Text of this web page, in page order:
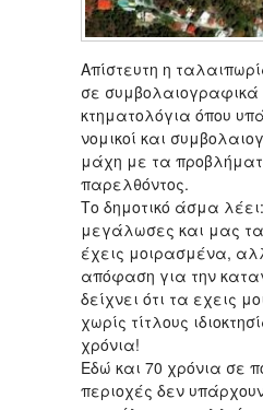
Απίστευτη η
σε
κτηματολόγια όπου
νομικοί και
μάχη με τα
παρελθόντος.
Το δημοτικό άσμα
μεγάλωσες και μας τα
έχεις μοιρασμένα,
απόφαση για την
δείχνει ότι τα εχεις
χωρίς τίτλους
χρόνια!
Εδώ και 70 χρόνια σε
περιοχές δεν